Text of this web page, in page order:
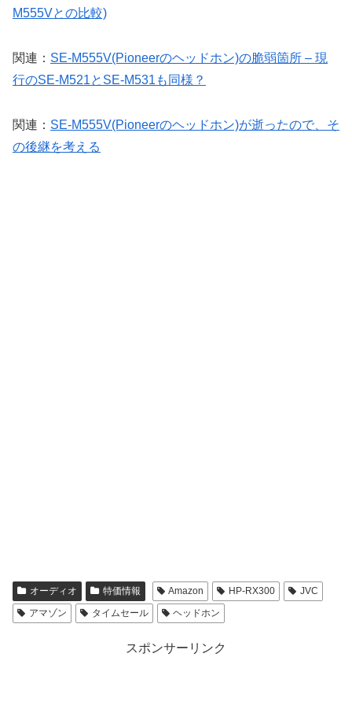
M555Vとの比較)
関連： SE-M555V(Pioneerのヘッドホン)の脆弱箇所 – 現
行のSE-M521とSE-M531も同様？
関連： SE-M555V(Pioneerのヘッドホン)が逝ったので、そ
の後継を考える
オーディオ 特価情報 Amazon HP-RX300
JVC
アマゾン
タイムセール ヘッドホン
スポンサーリンク